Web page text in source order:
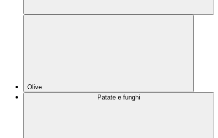
Olive
Patate e funghi